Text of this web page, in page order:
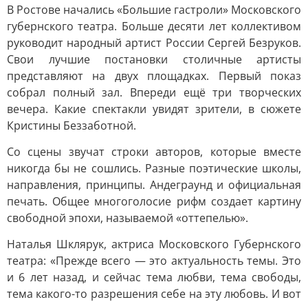
В Ростове начались «Большие гастроли» Московского
губернского театра. Больше десяти лет коллективом
руководит народный артист России Сергей Безруков.
Свои лучшие постановки столичные артисты
представляют на двух площадках. Первый показ
собрал полный зал. Впереди ещё три творческих
вечера. Какие спектакли увидят зрители, в сюжете
Кристины Беззаботной.
Со сцены звучат строки авторов, которые вместе
никогда бы не сошлись. Разные поэтические школы,
направления, принципы. Андеграунд и официальная
печать. Общее многоголосие рифм создает картину
свободной эпохи, называемой «оттепелью».
Наталья Шклярук, актриса Московского Губернского
театра: «Прежде всего — это актуальность темы. Это
и 6 лет назад, и сейчас тема любви, тема свободы,
тема какого-то разрешения себе на эту любовь. И вот